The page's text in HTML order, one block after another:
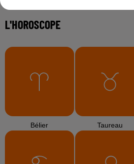
demande redonne de...
3 août 2026
TITRES DIFFUSÉS